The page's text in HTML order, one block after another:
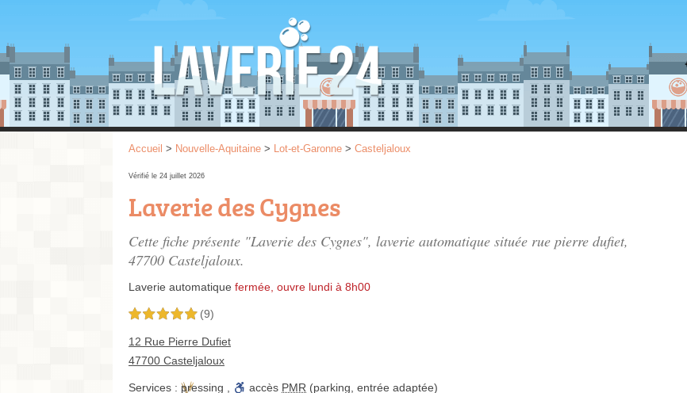
Accueil > Nouvelle-Aquitaine > Lot-et-Garonne > Casteljaloux
Vérifié le 24 juillet 2026
Laverie des Cygnes
Cette fiche présente "Laverie des Cygnes", laverie automatique située rue pierre dufiet,
47700 Casteljaloux.
Laverie automatique fermée, ouvre lundi à 8h00
5,0 étoiles sur 5 (9)
12 Rue Pierre Dufiet
47700 Casteljaloux
Services : pressing accès PMR (parking, entrée adaptée)